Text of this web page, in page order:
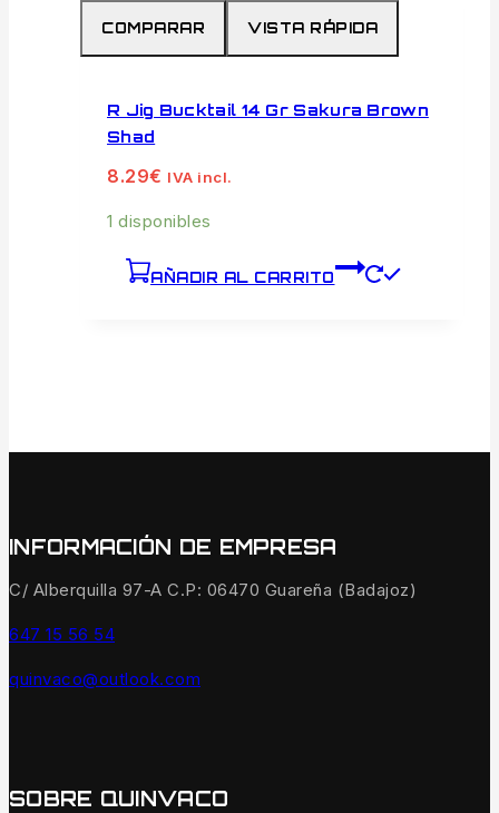
COMPARAR VISTA RÁPIDA
R Jig Bucktail 14 Gr Sakura Brown
Shad
8.29€ IVA incl.
1 disponibles
AÑADIR AL CARRITO
INFORMACIÓN DE EMPRESA
C/ Alberquilla 97-A C.P: 06470 Guareña (Badajoz)
647 15 56 54
quinvaco@outlook.com
SOBRE QUINVACO